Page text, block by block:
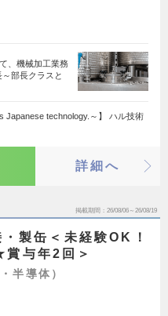
、機械加工業務
部長クラスと
Japanese technology.～】 ハル技術
詳細へ
掲載期間 26/08/06～26/08/19
製缶＜未経験OK！
与年2回＞
半導体）